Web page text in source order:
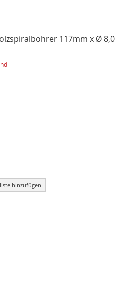
117mm x Ø 8,0
hinzufügen